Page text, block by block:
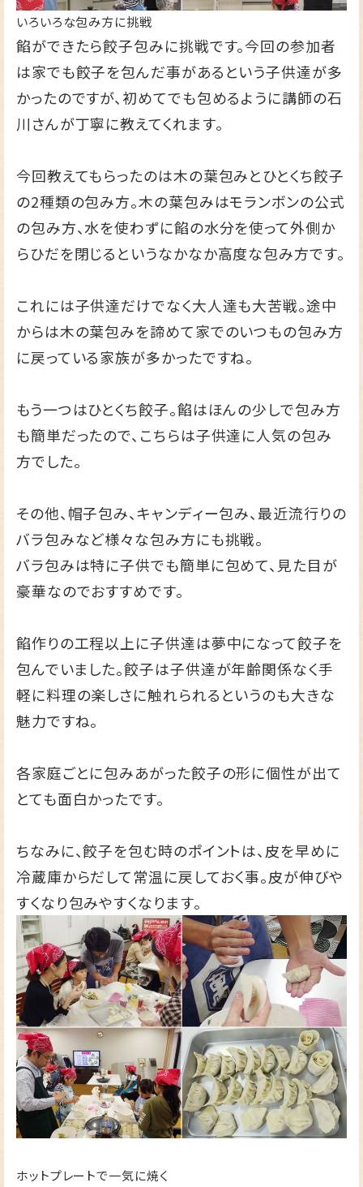
いろいろな包み方に挑戦
餡ができたら餃子包みに挑戦です。今回の参加者
は家でも餃子を包んだ事があるという子供達が多
かったのですが、初めてでも包めるように講師の石
川さんが丁寧に教えてくれます。
今回教えてもらったのは木の葉包みとひとくち餃子
の2種類の包み方。木の葉包みはモランボンの公式
の包み方、水を使わずに餡の水分を使って外側か
らひだを閉じるというなかなか高度な包み方です。
これには子供達だけでなく大人達も大苦戦。途中
からは木の葉包みを諦めて家でのいつもの包み方
に戻っている家族が多かったですね。
もう一つはひとくち餃子。餡はほんの少しで包み方
も簡単だったので、こちらは子供達に人気の包み
方でした。
その他、帽子包み、キャンディー包み、最近流行りの
バラ包みなど様々な包み方にも挑戦。
バラ包みは特に子供でも簡単に包めて、見た目が
豪華なのでおすすめです。
餡作りの工程以上に子供達は夢中になって餃子を
包んでいました。餃子は子供達が年齢関係なく手
軽に料理の楽しさに触れられるというのも大きな
魅力ですね。
各家庭ごとに包みあがった餃子の形に個性が出て
とても面白かったです。
ちなみに、餃子を包む時のポイントは、皮を早めに
冷蔵庫からだして常温に戻しておく事。皮が伸びや
すくなり包みやすくなります。
ホットプレートで一気に焼く